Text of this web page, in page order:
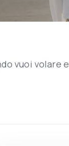
vuoi volare e